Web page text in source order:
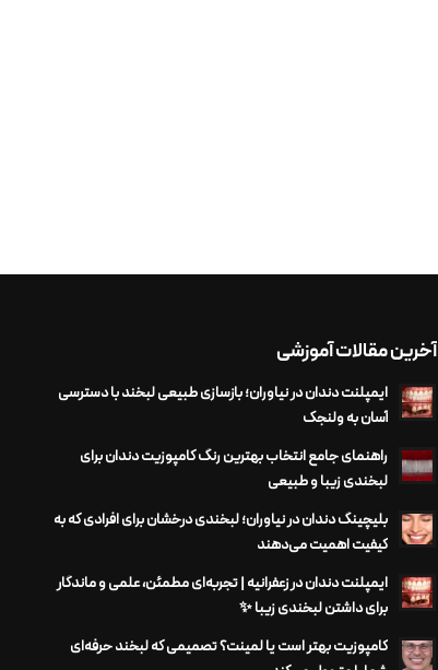
آخرین مقالات آموزشی
ایمپلنت دندان در نیاوران؛ بازسازی طبیعی لبخند با دسترسی
آسان به ولنجک
راهنمای جامع انتخاب بهترین رنگ کامپوزیت دندان برای
لبخندی زیبا و طبیعی
بلیچینگ دندان در نیاوران؛ لبخندی درخشان برای افرادی که به
کیفیت اهمیت می‌دهند
ایمپلنت دندان در زعفرانیه | تجربه‌ای مطمئن، علمی و ماندگار
برای داشتن لبخندی زیبا ✨
کامپوزیت بهتر است یا لمینت؟ تصمیمی که لبخند حرفه‌ای